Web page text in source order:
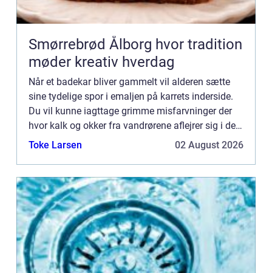
Smørrebrød Ålborg hvor tradition
møder kreativ hverdag
Når et badekar bliver gammelt vil alderen sætte
sine tydelige spor i emaljen på karrets inderside.
Du vil kunne iagttage grimme misfarvninger der
hvor kalk og okker fra vandrørene aflejrer sig i den
slidte emalje. Og denne vil samtidig få en tendens
Toke Larsen 02 August 2026